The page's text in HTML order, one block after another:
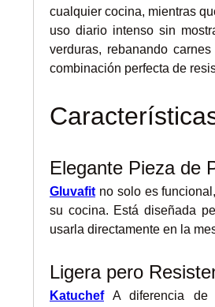
cualquier cocina, mientras
uso diario intenso sin
verduras, rebanando
combinación perfecta de
Elegante Pieza de
Gluvafit no solo es
su cocina. Está diseñada
usarla directamente en la
Ligera pero
Katuchef A diferencia de